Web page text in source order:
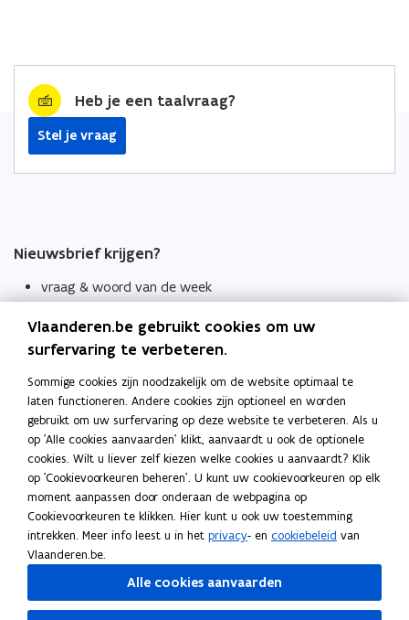
Heb je een taalvraag?
Stel je vraag
Nieuwsbrief krijgen?
vraag & woord van de week
Schrijf je in
Thema's
Taaladviezen
Spellingregels
Tips voor duidelijke taal
Bekijk ook
Spellingtests
Boek- en webwijzer
Vlaanderen.be gebruikt cookies om uw
surfervaring te verbeteren.
Sommige cookies zijn noodzakelijk om de website optimaal te
laten functioneren. Andere cookies zijn optioneel en worden
gebruikt om uw surfervaring op deze website te verbeteren. Als u
op 'Alle cookies aanvaarden' klikt, aanvaardt u ook de optionele
cookies. Wilt u liever zelf kiezen welke cookies u aanvaardt? Klik
op 'Cookievoorkeuren beheren'. U kunt uw cookievoorkeuren op elk
moment aanpassen door onderaan de webpagina op
Cookievoorkeuren te klikken. Hier kunt u ook uw toestemming
intrekken. Meer info leest u in het privacy- en cookiebeleid van
Vlaanderen.be.
Alle cookies aanvaarden